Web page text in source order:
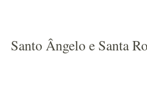
Santo Ângelo e Santa